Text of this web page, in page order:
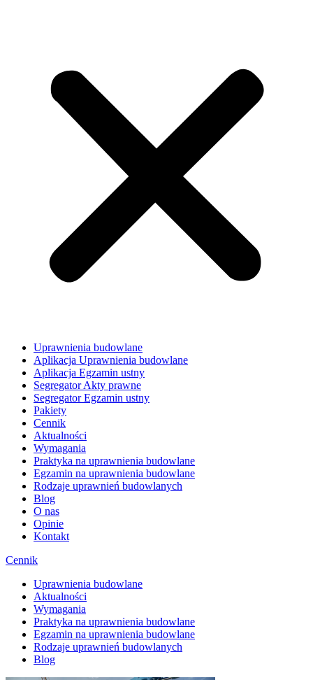
Uprawnienia budowlane
Aplikacja Uprawnienia budowlane
Aplikacja Egzamin ustny
Segregator Akty prawne
Segregator Egzamin ustny
Pakiety
Cennik
Aktualności
Wymagania
Praktyka na uprawnienia budowlane
Egzamin na uprawnienia budowlane
Rodzaje uprawnień budowlanych
Blog
O nas
Opinie
Kontakt
Cennik
Uprawnienia budowlane
Aktualności
Wymagania
Praktyka na uprawnienia budowlane
Egzamin na uprawnienia budowlane
Rodzaje uprawnień budowlanych
Blog